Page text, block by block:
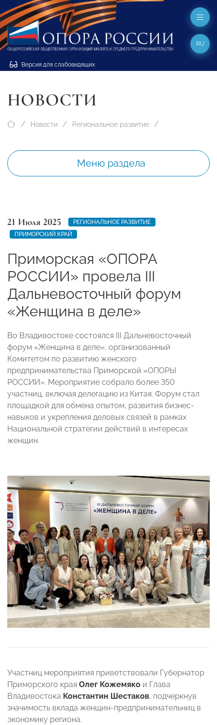
Версия для слабовидящих
RU
НОВОСТИ
Новости Региональное развитие
Меню раздела
21 Июля 2025
РЕГИОНАЛЬНОЕ РАЗВИТИЕ
ПРИМОРСКИЙ КРАЙ
Приморская «ОПОРА
РОССИИ» провела III
Дальневосточный форум
«Женщина в деле»
Во Владивостоке состоялся III Дальневосточный
форум «Женщина в деле», организованный
Комитетом по развитию женского
предпринимательства Приморской «ОПОРЫ
РОССИИ». Мероприятие собрало более 350
участниц, включая делегацию из Китая. Форум стал
площадкой для обмена опытом, развития бизнес-
навыков и укрепления деловых связей в рамках
Национальной стратегии действий в интересах
женщин.
Участниц мероприятия приветствовали Губернатор
Приморского края Олег Кожемяко и Глава
Владивостока Константин Шестаков, подчеркнув
значимость вклада женщин-предпринимательниц в
экономику региона.